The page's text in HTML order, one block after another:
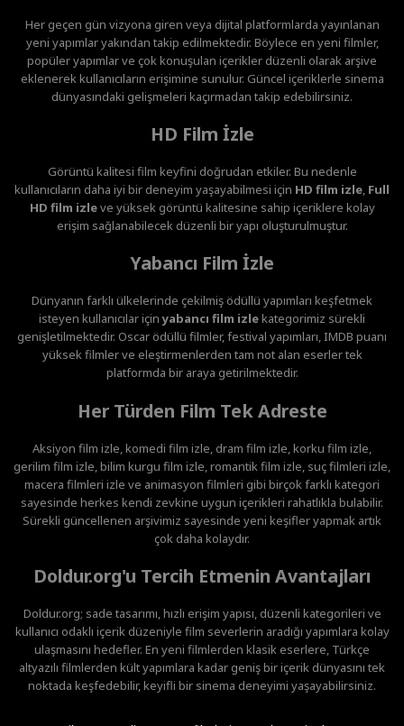
Her geçen gün vizyona giren veya dijital platformlarda yayınlanan
yeni yapımlar yakından takip edilmektedir. Böylece en yeni filmler,
popüler yapımlar ve çok konuşulan içerikler düzenli olarak arşive
eklenerek kullanıcıların erişimine sunulur. Güncel içeriklerle sinema
dünyasındaki gelişmeleri kaçırmadan takip edebilirsiniz.
HD Film İzle
Görüntü kalitesi film keyfini doğrudan etkiler. Bu nedenle
kullanıcıların daha iyi bir deneyim yaşayabilmesi için HD film izle, Full
HD film izleve yüksek görüntü kalitesine sahip içeriklere kolay
erişim sağlanabilecek düzenli bir yapı oluşturulmuştur.
Yabancı Film İzle
Dünyanın farklı ülkelerinde çekilmiş ödüllü yapımları keşfetmek
isteyen kullanıcılar içinyabancı film izlekategorimiz sürekli
genişletilmektedir. Oscar ödüllü filmler, festival yapımları, IMDB puanı
yüksek filmler ve eleştirmenlerden tam not alan eserler tek
platformda bir araya getirilmektedir.
Her Türden Film Tek Adreste
Aksiyon film izle, komedi film izle, dram film izle, korku film izle,
gerilim film izle, bilim kurgu film izle, romantik film izle, suç filmleri izle,
macera filmleri izle ve animasyon filmleri gibi birçok farklı kategori
sayesinde herkes kendi zevkine uygun içerikleri rahatlıkla bulabilir.
Sürekli güncellenen arşivimiz sayesinde yeni keşifler yapmak artık
çok daha kolaydır.
Doldur.org'u Tercih Etmenin Avantajları
Doldur.org; sade tasarımı, hızlı erişim yapısı, düzenli kategorileri ve
kullanıcı odaklı içerik düzeniyle film severlerin aradığı yapımlara kolay
ulaşmasını hedefler. En yeni filmlerden klasik eserlere, Türkçe
altyazılı filmlerden kült yapımlara kadar geniş bir içerik dünyasını tek
noktada keşfedebilir, keyifli bir sinema deneyimi yaşayabilirsiniz.